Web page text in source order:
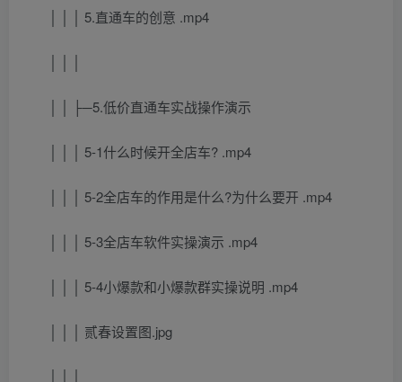
│ │ │ 5.直通车的创意 .mp4
│ │ ├─5.低价直通车实战操作演示
│ │ │ 5-1什么时候开全店车? .mp4
│ │ │ 5-2全店车的作用是什么?为什么要开 .mp4
│ │ │ 5-3全店车软件实操演示 .mp4
│ │ │ 5-4小爆款和小爆款群实操说明 .mp4
│ │ │ 贰春设置图.jpg